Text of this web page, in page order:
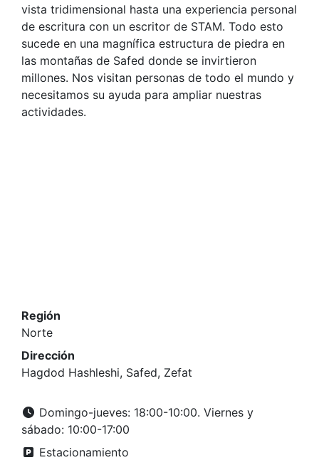
vista tridimensional hasta una experiencia personal
de escritura con un escritor de STAM. Todo esto
sucede en una magnífica estructura de piedra en
las montañas de Safed donde se invirtieron
millones. Nos visitan personas de todo el mundo y
necesitamos su ayuda para ampliar nuestras
actividades.
Región
Norte
Dirección
Hagdod Hashleshi, Safed, Zefat
Domingo-jueves: 18:00-10:00. Viernes y
sábado: 10:00-17:00
Estacionamiento